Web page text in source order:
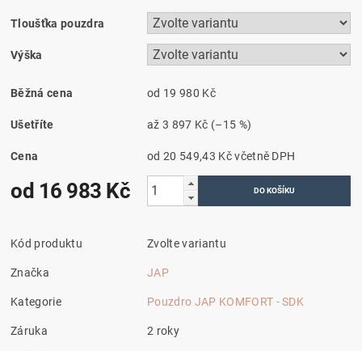
Tloušťka pouzdra
Výška
Běžná cena od 19 980 Kč
Ušetříte až3 897 Kč (–15 %)
Cena od 20 549,43 Kčvčetně DPH
od 16 983 Kč
Kód produktu Zvolte variantu
Značka JAP
Kategorie Pouzdro JAP KOMFORT - SDK
Záruka 2 roky